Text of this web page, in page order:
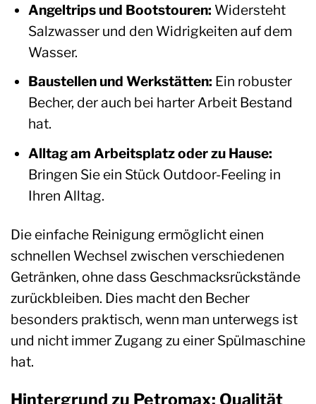
Angeltrips und Bootstouren: Widersteht
Salzwasser und den Widrigkeiten auf dem
Wasser.
Baustellen und Werkstätten: Ein robuster
Becher, der auch bei harter Arbeit Bestand
hat.
Alltag am Arbeitsplatz oder zu Hause:
Bringen Sie ein Stück Outdoor-Feeling in
Ihren Alltag.
Die einfache Reinigung ermöglicht einen
schnellen Wechsel zwischen verschiedenen
Getränken, ohne dass Geschmacksrückstände
zurückbleiben. Dies macht den Becher
besonders praktisch, wenn man unterwegs ist
und nicht immer Zugang zu einer Spülmaschine
hat.
Hintergrund zu Petromax: Qualität